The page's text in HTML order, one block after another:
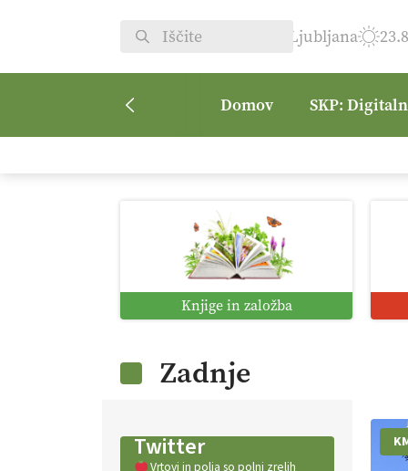
Ljubljana
Domov SKP:
Knjige in založba
Zadnje
Twitter
Vrtovi in polja so polni zrelih